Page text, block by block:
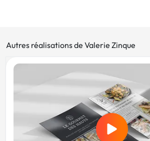
Autres réalisations de Valerie Zinque